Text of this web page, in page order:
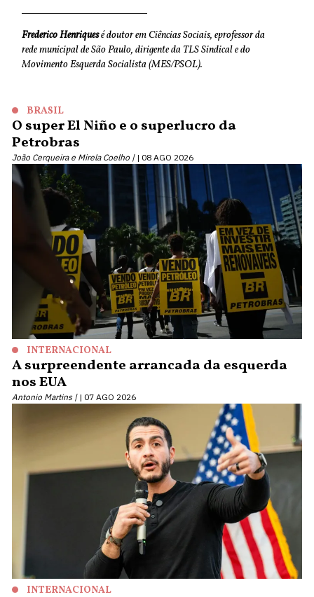
Frederico Henriquesé doutor em Ciências Sociais, eprofessor da
rede municipal de São Paulo, dirigente da TLS Sindical e do
Movimento Esquerda Socialista (MES/PSOL).
BRASIL
O super El Niño e o superlucro da
Petrobras
João Cerqueira e Mirela Coelho | 08 AGO 2026
INTERNACIONAL
A surpreendente arrancada da esquerda
nos EUA
Antonio Martins | 07 AGO 2026
INTERNACIONAL